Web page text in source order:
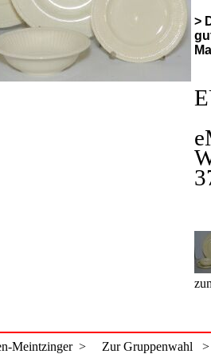
>
Meintzinger > Zur Gruppenwahl >